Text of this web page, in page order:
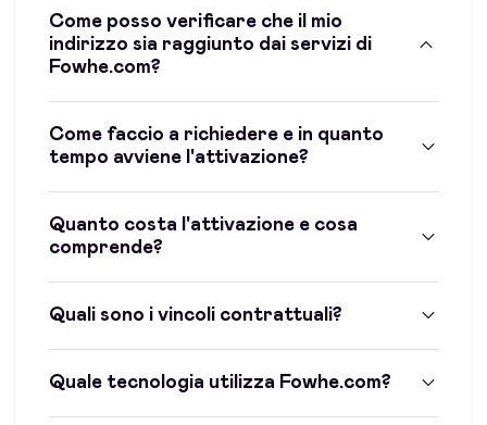
Come posso verificare che il mio
indirizzo sia raggiunto dai servizi di
Fowhe.com?
Come faccio a richiedere e in quanto
tempo avviene l'attivazione?
Quanto costa l'attivazione e cosa
comprende?
Quali sono i vincoli contrattuali?
Quale tecnologia utilizza Fowhe.com?